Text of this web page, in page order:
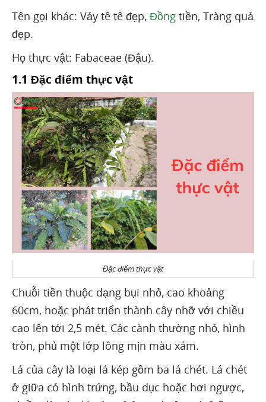
Tên gọi khác: Vảy tê tê đẹp, Đồng tiền, Tràng quả
đẹp.
Họ thực vật: Fabaceae (Đậu).
1.1 Đặc điểm thực vật
Đặc điểm thực vật
Chuỗi tiền thuộc dạng bụi nhỏ, cao khoảng
60cm, hoặc phát triển thành cây nhỡ với chiều
cao lên tới 2,5 mét. Các cành thường nhỏ, hình
tròn, phủ một lớp lông mịn màu xám.
Lá của cây là loại lá kép gồm ba lá chét. Lá chét
ở giữa có hình trứng, bầu dục hoặc hơi ngược,